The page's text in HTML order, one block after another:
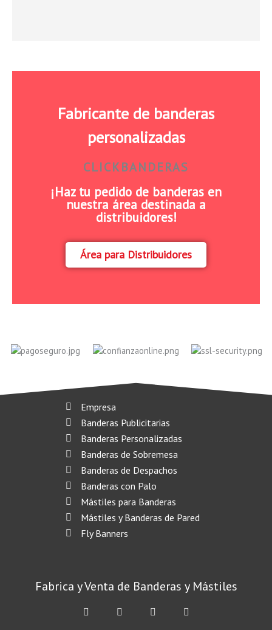
Fabricante de banderas
personalizadas
CLICKBANDERAS
¡Haz tu pedido de banderas en
nuestra área destinada a
distribuidores!
Área para Distribuidores
Empresa
Banderas Publicitarias
Banderas Personalizadas
Banderas de Sobremesa
Banderas de Despachos
Banderas con Palo
Mástiles para Banderas
Mástiles y Banderas de Pared
Fly Banners
Fabrica y Venta de Banderas y Mástiles
F
a
T
w
I
n
L
i